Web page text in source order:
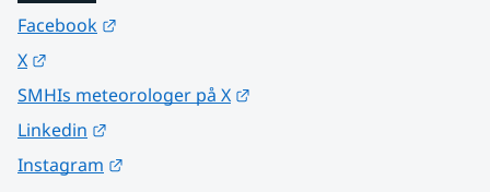
Facebook
X
SMHIs meteorologer på X
Linkedin
Instagram